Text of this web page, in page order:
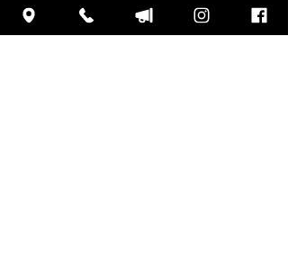
xiàwǔ 4:30 行七四：上五10点 下五
4:30 周午：上午 10 点 下午 4:30 周